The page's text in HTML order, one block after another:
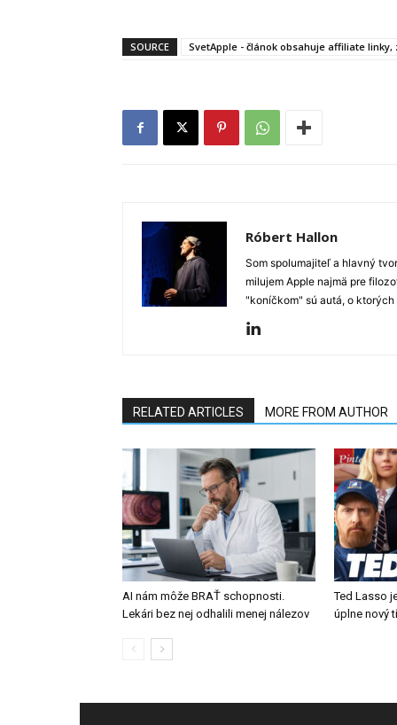
SOURCE SvetApple - článok obsahuje affiliate linky,
Róbert Hallon
Som spolumajiteľ a hlavný
milujem Apple najmä pre
"koníčkom" sú autá, o
RELATED ARTICLES MORE FROM AUTHOR
AI nám môže BRAŤ schopnosti.
Lekári bez nej odhalili menej nálezov
Ted Lasso
úplne nový